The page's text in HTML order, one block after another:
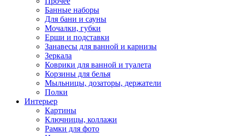
Банные наборы
Для бани и сауны
Мочалки, губки
Ерши и подставки
Занавесы для ванной и карнизы
Зеркала
Коврики для ванной и туалета
Корзины для белья
Мыльницы, дозаторы, держатели
Полки
Интерьер
Картины
Ключницы, коллажи
Рамки для фото